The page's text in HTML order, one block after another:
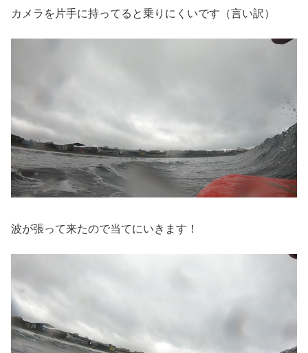
カメラを片手に持ってると乗りにくいです（言い訳）
波が張って来たので当てにいきます！